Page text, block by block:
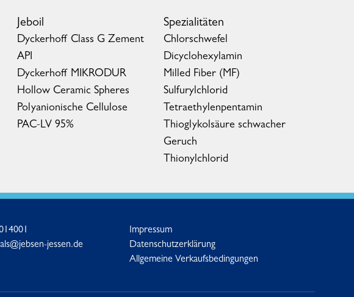
Jeboil
Dyckerhoff Class G Zement
API
Dyckerhoff MIKRODUR
Hollow Ceramic Spheres
Polyanionische Cellulose
PAC-LV 95%
Spezialitäten
Chlorschwefel
Dicyclohexylamin
Milled Fiber (MF)
Sulfurylchlorid
Tetraethylenpentamin
Thioglykolsäure schwacher
Geruch
Thionylchlorid
jessen.de
Impressum
Datenschutzerklärung
Allgemeine Verkaufsbedingungen